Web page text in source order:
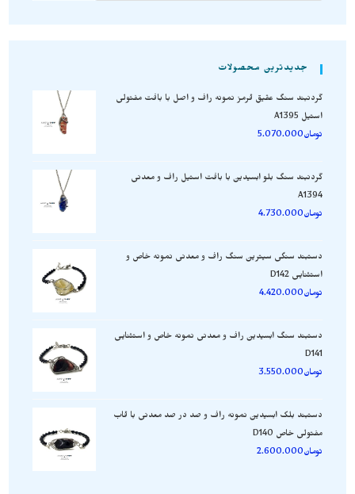
جدیدترین محصولات
گردنبند سنگ عقیق قرمز نمونه راف و اصل با بافت مفتولی
استیل A1395
تومان5.070.000
گردنبند سنگ بلو ابسیدین با بافت استیل راف و معدنی
A1394
تومان4.730.000
دستبند سنگی سیترین سنگ راف و معدنی نمونه خاص و
استثنایی D142
تومان4.420.000
دستبند سنگ ابسیدین راف و معدنی نمونه خاص و استثنایی
D141
تومان3.550.000
دستبند بلک ابسیدین نمونه راف و صد در صد معدنی با قاب
مفتولی خاص D140
تومان2.600.000